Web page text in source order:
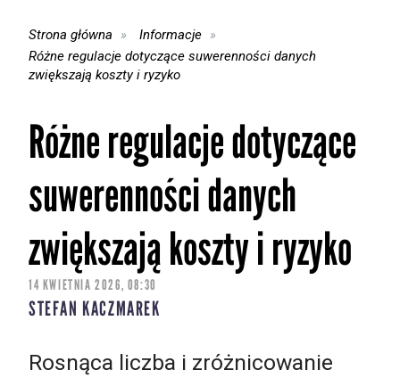
Strona główna
Informacje
Różne regulacje dotyczące suwerenności danych
zwiększają koszty i ryzyko
Różne regulacje dotyczące
suwerenności danych
zwiększają koszty i ryzyko
14 KWIETNIA 2026, 08:30
STEFAN KACZMAREK
Rosnąca liczba i zróżnicowanie